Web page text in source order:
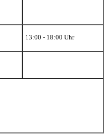
13:00 - 18:00 Uhr